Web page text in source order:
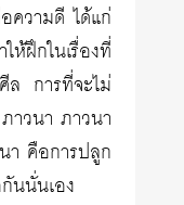
วามดี ได้แก่
ฝึกในเรื่องที่
การที่จะไม่
าวนา ภาวนา
า คือการปลูก
นนั่นเอง